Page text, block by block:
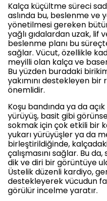
Kalça küçültme süreci
aslında bu, beslenme ve
yönetilmesi gereken
yağlı gıdalardan uzak, lif
beslenme planı bu
sağlar. Vücut, özellikle
meyilli olan kalça ve
Bu yüzden buradaki
yakımını destekleyen
önemlidir.
Koşu bandında ya da
yürüyüş, basit gibi
sokmak için çok etkili bir
yukarı yürüyüşler ya da
birleştirildiğinde,
çalışmasını sağlar. Bu
dik ve diri bir görüntüye
Üstelik düzenli kardiyo,
destekleyerek vücudun
görülür incelme yaratır.